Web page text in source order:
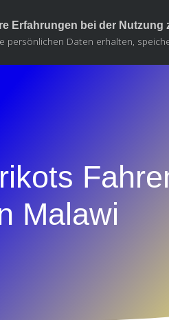
Malawi
Erfahrungen bei der Nutzung
Daten erhalten,